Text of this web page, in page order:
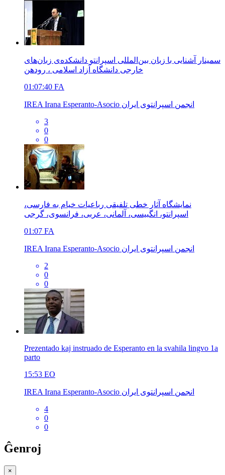
سمینار آشنایی با زبان بین‌المللی اسپرانتو دانشکده‌ی زبان‌های
خارجی دانشگاه آزاد اسلامی ، رودهن
01:07:40 FA
IREA Irana Esperanto-Asocio انجمن اسپرانتوی ایران
3
0
0
نمایشگاه آثار خطی تلفیقی رباعیات خیام به فارسی،
اسپرانتو، انگبیسی، آلمانی، عربی، فرانسوی، گرجی
01:07 FA
IREA Irana Esperanto-Asocio انجمن اسپرانتوی ایران
2
0
0
Prezentado kaj instruado de Esperanto en la svahila lingvo 1a
parto
15:53 EO
IREA Irana Esperanto-Asocio انجمن اسپرانتوی ایران
4
0
0
Ĝenroj
×